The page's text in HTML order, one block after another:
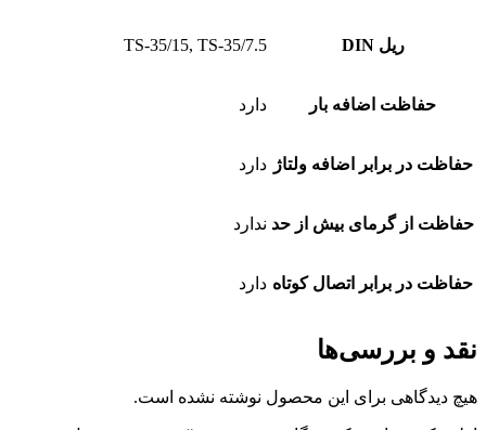
ریل DIN TS-35/15, TS-35/7.5
حفاظت اضافه بار دارد
حفاظت در برابر اضافه ولتاژ دارد
حفاظت از گرمای بیش از حد ندارد
حفاظت در برابر اتصال کوتاه دارد
نقد و بررسی‌ها
هیچ دیدگاهی برای این محصول نوشته نشده است.